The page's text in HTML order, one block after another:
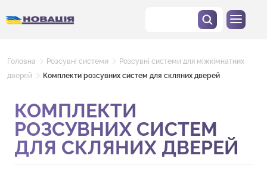
Головна Розсувні системи
Розсувні системи для міжкімнатних
дверей
Комплекти розсувних систем для скляних дверей
КОМПЛЕКТИ
РОЗСУВНИХ СИСТЕМ
ДЛЯ СКЛЯНИХ ДВЕРЕЙ